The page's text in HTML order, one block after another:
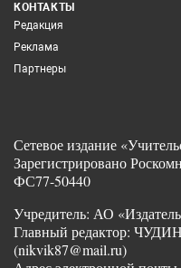
КОНТАКТЫ
Редакция
Реклама
Партнеры
Сетевое издание
Зарегистрировано
ФС77-50440
Учредитель: АО
Главный редактор:
(nikvik87@mail.ru)